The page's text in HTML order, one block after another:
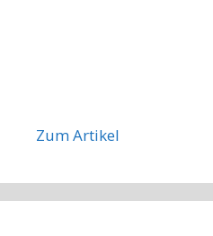
Zum Artikel